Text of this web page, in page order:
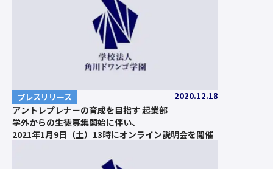
プレスリリース 2020.12.18
アントレプレナーの育成を目指す 起業部
学外からの生徒募集開始に伴い、
2021年1月9日（土）13時にオンライン説明会を開催